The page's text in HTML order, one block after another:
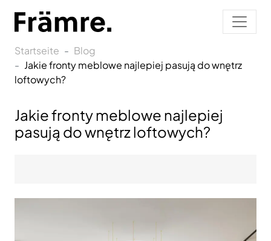
Startseite
Blog
Jakie fronty meblowe najlepiej pasują do wnętrz
loftowych?
Jakie fronty meblowe najlepiej
pasują do wnętrz loftowych?